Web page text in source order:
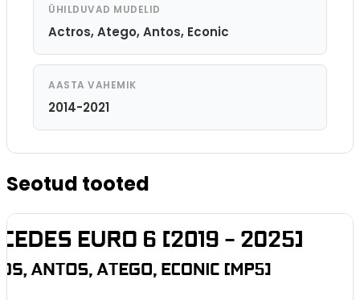
ÜHILDUVAD MUDELID
Actros, Atego, Antos, Econic
AASTA VAHEMIK
2014-2021
Seotud tooted